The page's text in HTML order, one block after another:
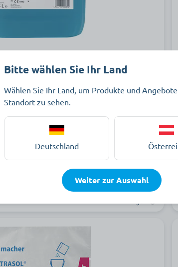
für die
von medizinischem Inventar, sowie
zur Produktauswahl
Bitte wählen Sie Ihr Land
Wählen Sie Ihr Land, um Produkte und
Standort zu sehen.
Deutschland
Weiter zur Auswahl